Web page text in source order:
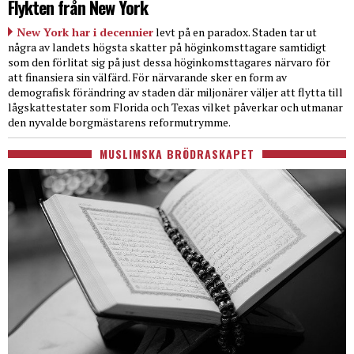
Flykten från New York
New York har i decennierlevt på en paradox. Staden tar ut
några av landets högsta skatter på höginkomsttagare samtidigt
som den förlitat sig på just dessa höginkomsttagares närvaro för
att finansiera sin välfärd. För närvarande sker en form av
demografisk förändring av staden där miljonärer väljer att flytta till
lågskattestater som Florida och Texas vilket påverkar och utmanar
den nyvalde borgmästarens reformutrymme.
MUSLIMSKA BRÖDRASKAPET